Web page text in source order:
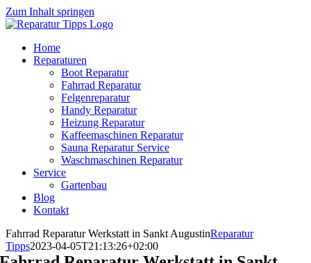
Zum Inhalt springen
Home
Reparaturen
Boot Reparatur
Fahrrad Reparatur
Felgenreparatur
Handy Reparatur
Heizung Reparatur
Kaffeemaschinen Reparatur
Sauna Reparatur Service
Waschmaschinen Reparatur
Service
Gartenbau
Blog
Kontakt
Fahrrad Reparatur Werkstatt in Sankt AugustinReparatur
Tipps2023-04-05T21:13:26+02:00